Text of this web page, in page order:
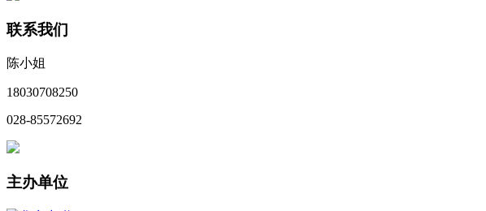
联系我们
陈小姐
18030708250
028-85572692
主办单位